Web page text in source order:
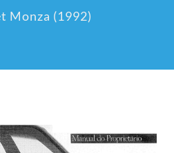
Monza (1992)